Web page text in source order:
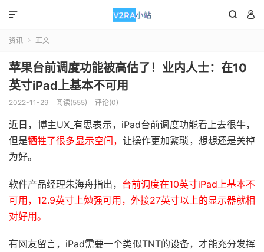
 

资讯  正文
苹果台前调度功能被高估了！业内人士：在10
英寸iPad上基本不可用
2022-11-29 阅读(555) 评论(0)
近日，博主UX_有思表示，iPad台前调度功能看上去很牛，
但是牺牲了很多显示空间， 让操作更加繁琐，想想还是关掉
为好。
软件产品经理朱海舟指出， 台前调度在10英寸iPad上基本不
可用，12.9英寸上勉强可用，外接27英寸以上的显示器就相
对好用。
有网友留言，iPad需要一个类似TNT的设备，才能充分发挥